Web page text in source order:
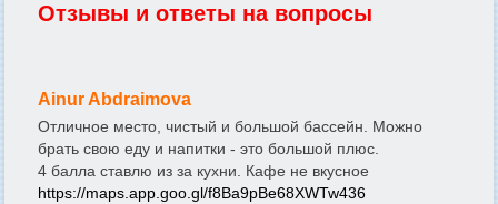
Отзывы и ответы на вопросы
Ainur Abdraimova
Отличное место, чистый и большой бассейн. Можно
брать свою еду и напитки - это большой плюс.
4 балла ставлю из за кухни. Кафе не вкусное
https://maps.app.goo.gl/f8Ba9pBe68XWTw436